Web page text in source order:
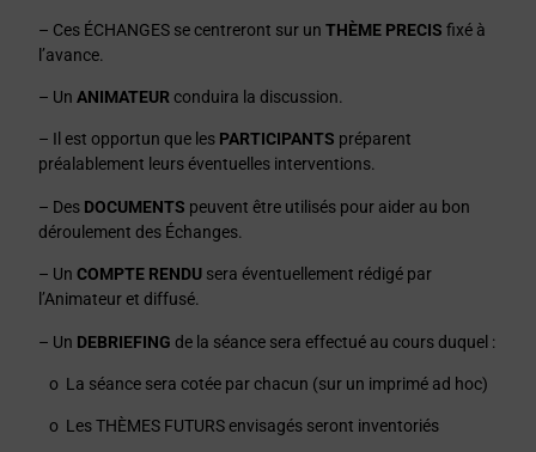
– Ces ÉCHANGES se centreront sur unTHÈME PRECIS fixé à
l’avance.
– UnANIMATEURconduira la discussion.
– Il est opportun que les PARTICIPANTS préparent
préalablement leurs éventuelles interventions.
– Des DOCUMENTS peuvent être utilisés pour aider au bon
déroulement des Échanges.
– UnCOMPTE RENDU sera éventuellement rédigé par
l’Animateur et diffusé.
– Un DEBRIEFING de la séance sera effectué au cours duquel :
o La séance sera cotée par chacun (sur un imprimé ad hoc)
o Les THÈMES FUTURS envisagés seront inventoriés